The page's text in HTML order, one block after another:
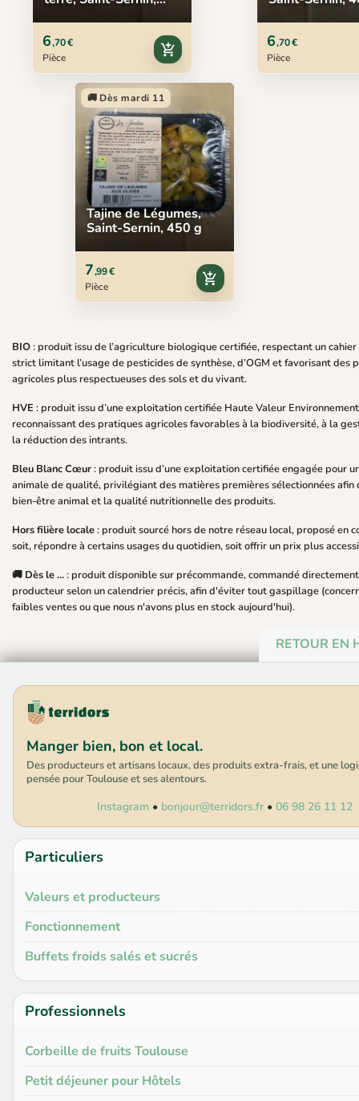
6,70 €
Pièce
add_shopping_cart 6,70 €
Pièce
🚚 Dès mardi 11
Tajine de Légumes,
Saint-Sernin, 450 g
7,99 €
Pièce
add_shopping_cart
BIO: produit issu de l’agriculture biologique certifiée, respectant un
strict limitant l’usage de pesticides de synthèse, d’OGM et favorisant des
agricoles plus respectueuses des sols et du vivant.
HVE : produit issu d’une exploitation certifiée Haute Valeur
reconnaissant des pratiques agricoles favorables à la biodiversité, à la
la réduction des intrants.
Bleu Blanc Cœur: produit issu d’une exploitation certifiée engagée pour
animale de qualité, privilégiant des matières premières sélectionnées afin
bien-être animal et la qualité nutritionnelle des produits.
Hors filière locale: produit sourcé hors de notre réseau local, proposé en
soit, répondre à certains usages du quotidien, soit offrir un prix plus
🚚 Dès le ...: produit disponible sur précommande, commandé
producteur selon un calendrier précis, afin d'éviter tout gaspillage
faibles ventes ou que nous n'avons plus en stock aujourd'hui).
RETOUR EN
Manger bien, bon et local.
Des producteurs et artisans locaux, des produits extra-frais, et une
pensée pour Toulouse et ses alentours.
Instagram • bonjour@terridors.fr• 06 98 26 11 12
Particuliers
Valeurs et producteurs
Fonctionnement
Buffets froids salés et sucrés
Professionnels
Corbeille de fruits Toulouse
Petit déjeuner pour Hôtels